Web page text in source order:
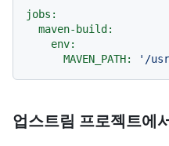
jobs:
maven-build:
env:
MAVEN_PATH:
'/
업스트림 프로젝트에